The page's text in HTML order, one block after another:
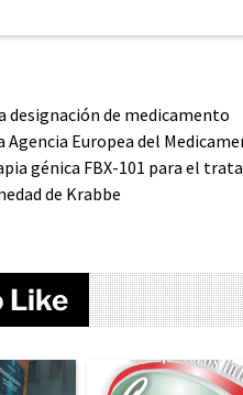
designación de medicamento
Europea del
génica FBX-101 para el
de Krabbe
Like